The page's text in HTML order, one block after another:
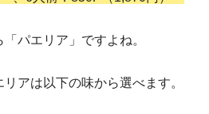
パエリア」ですよね。
アは以下の味から選べます。